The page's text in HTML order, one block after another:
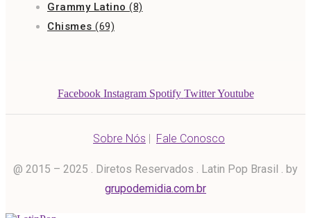
Grammy Latino (8)
Chismes (69)
Facebook Instagram Spotify Twitter Youtube
Sobre Nós Fale Conosco
@ 2015 – 2025 . Diretos Reservados . Latin Pop Brasil . by
grupodemidia.com.br